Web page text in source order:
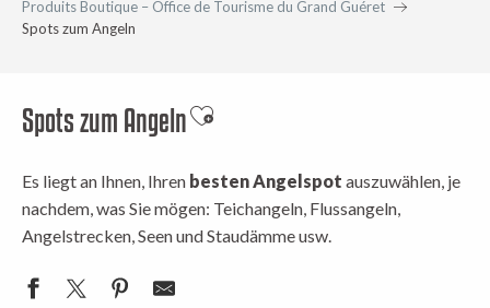
Produits Boutique – Office de Tourisme du Grand Guéret
Spots zum Angeln
Spots zum AngelnAjouter aux favoris
Es liegt an Ihnen, Ihren besten Angelspot auszuwählen, je
nachdem, was Sie mögen: Teichangeln, Flussangeln,
Angelstrecken, Seen und Staudämme usw.